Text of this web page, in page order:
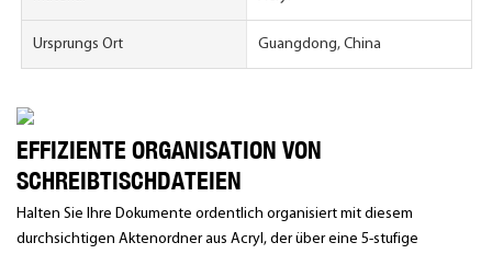
Ursprungs Ort Guangdong, China
EFFIZIENTE ORGANISATION VON
SCHREIBTISCHDATEIEN
Halten Sie Ihre Dokumente ordentlich organisiert mit diesem
durchsichtigen Aktenordner aus Acryl, der über eine 5-stufige